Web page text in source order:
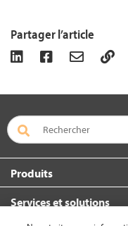
Partager l’article
Produits
Services et solutions